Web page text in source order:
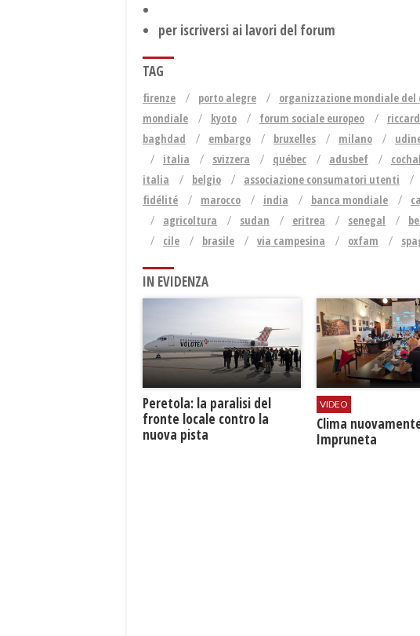
per iscriversi ai lavori del forum
TAG
firenze porto alegre organizzazione mondiale del
mondiale
kyoto forum sociale europeo
baghdad
embargo bruxelles milano
italia
svizzera québec adusbef
italia
belgio associazione consumatori utenti
fidélité
marocco india banca mondiale
agricoltura
sudan eritrea senegal
cile
brasile via campesina oxfam
IN EVIDENZA
Peretola: la paralisi del
fronte locale contro la
nuova pista
VIDEO
​Clima
Impruneta